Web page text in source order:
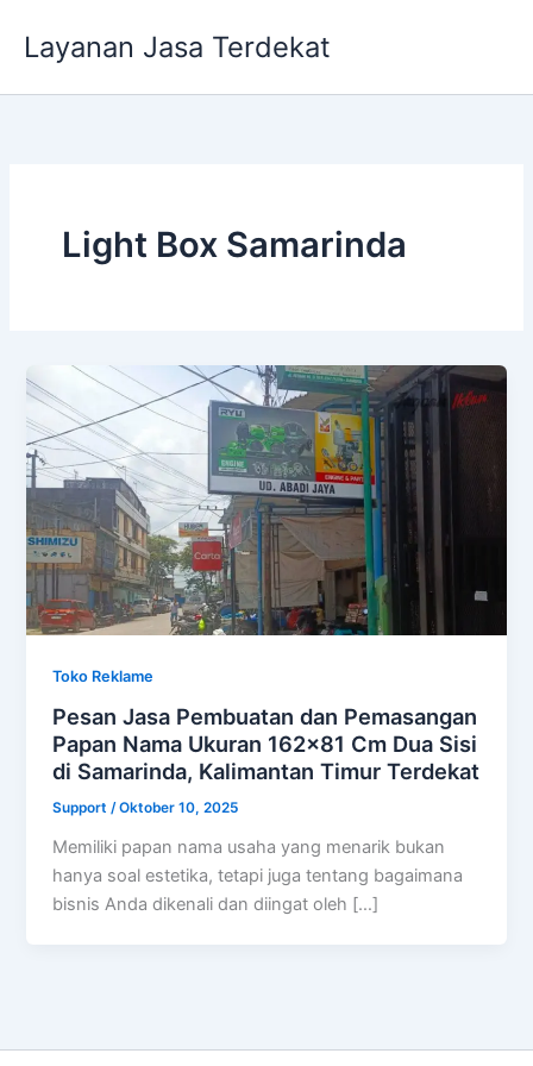
Layanan Jasa Terdekat
Light Box Samarinda
Toko Reklame
Pesan Jasa Pembuatan dan Pemasangan
Papan Nama Ukuran 162×81 Cm Dua Sisi
di Samarinda, Kalimantan Timur Terdekat
Support/Oktober 10, 2025
Memiliki papan nama usaha yang menarik bukan
hanya soal estetika, tetapi juga tentang bagaimana
bisnis Anda dikenali dan diingat oleh […]